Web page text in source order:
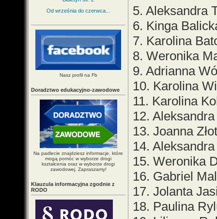
Od września do czerwca...
Nasz profil na Fb
Doradztwo edukacyjno-zawodowe
Na padlecie znajdziesz informacje, które
mogą pomóc w wyborze drogi
kształcenia oraz w wyborze drogi
zawodowej. Zapraszamy!
Klauzula informacyjna zgodnie z
RODO
5. Aleksandra
6. Kinga
7. Karolina
8. Weronika
9. Adrianna
10. Karolina
11. Karolina
12.
13. Joanna
14.
15. Weronika
16. Gabriel
17. Jolanta
18. Paulina